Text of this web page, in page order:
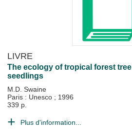
LIVRE
The ecology of tropical forest tree
seedlings
M.D. Swaine
Paris : Unesco ; 1996
339 p.
Plus d'information...